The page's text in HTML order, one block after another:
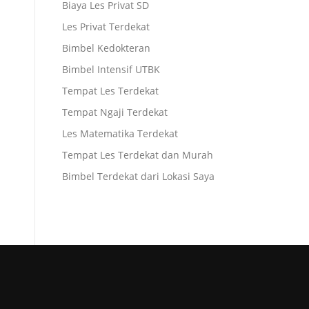
Biaya Les Privat SD
Les Privat Terdekat
Bimbel Kedokteran
Bimbel Intensif UTBK
Tempat Les Terdekat
Tempat Ngaji Terdekat
Les Matematika Terdekat
Tempat Les Terdekat dan Murah
Bimbel Terdekat dari Lokasi Saya